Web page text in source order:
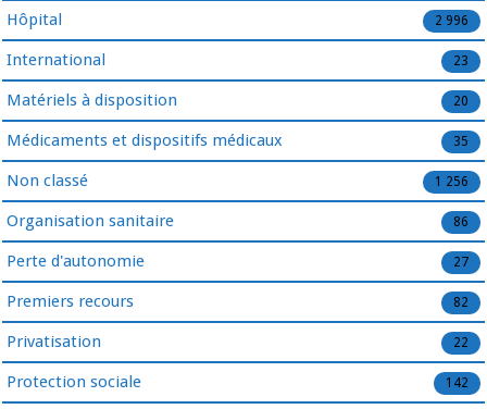
Hôpital 2 996
International 23
Matériels à disposition 20
Médicaments et dispositifs médicaux 35
Non classé 1 256
Organisation sanitaire 86
Perte d'autonomie 27
Premiers recours 82
Privatisation 22
Protection sociale 142